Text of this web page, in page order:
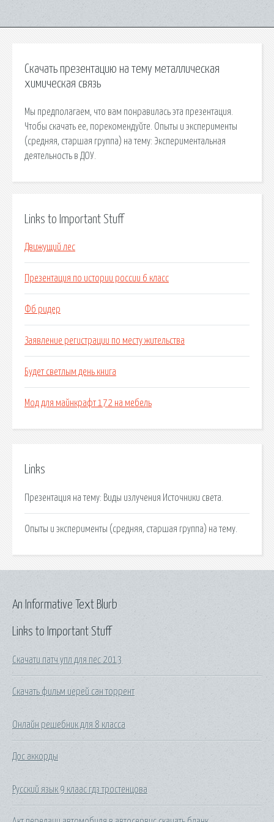
Скачать презентацию на тему металлическая
химическая связь
Мы предполагаем, что вам понравилась эта презентация.
Чтобы скачать ее, порекомендуйте. Опыты и эксперименты
(средняя, старшая группа) на тему: Экспериментальная
деятельность в ДОУ.
Links to Important Stuff
Движущий лес
Презентация по истории россии 6 класс
Фб ридер
Заявление регистрации по месту жительства
Будет светлым день книга
Мод для майнкрафт 172 на мебель
Links
Презентация на тему: Виды излучения Источники света.
Опыты и эксперименты (средняя, старшая группа) на тему.
Links to Important Stuff
Скачати патч упл для пес 2013
Скачать фильм иерей сан торрент
Онлайн решебник для 8 класса
Дос аккорды
Русский язык 9 клаас гдз тростенцова
An Informative Text Blurb